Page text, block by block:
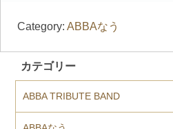
Category: ABBAなう
カテゴリー
ABBA TRIBUTE BAND